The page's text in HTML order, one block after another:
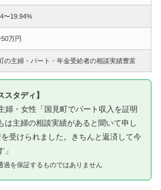
〜19.94%
万円
の主婦・パート・年金受給者の相談実績豊富
スタディ】
婦・女性「国見町でパート収入を証明
は主婦の相談実績があると聞いて申し
受けられました。きちんと返済して今
を保証するものではありません